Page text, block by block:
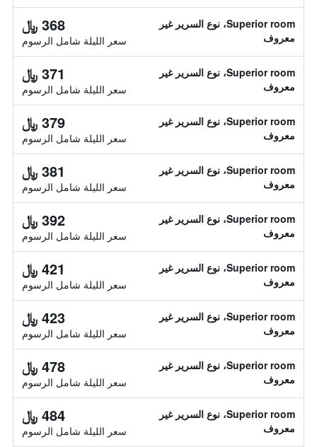
Superior room، نوع السرير غير
معروف
368 ﷼
سعر الليلة شامل الرسوم
Superior room، نوع السرير غير
معروف
371 ﷼
سعر الليلة شامل الرسوم
Superior room، نوع السرير غير
معروف
379 ﷼
سعر الليلة شامل الرسوم
Superior room، نوع السرير غير
معروف
381 ﷼
سعر الليلة شامل الرسوم
Superior room، نوع السرير غير
معروف
392 ﷼
سعر الليلة شامل الرسوم
Superior room، نوع السرير غير
معروف
421 ﷼
سعر الليلة شامل الرسوم
Superior room، نوع السرير غير
معروف
423 ﷼
سعر الليلة شامل الرسوم
Superior room، نوع السرير غير
معروف
478 ﷼
سعر الليلة شامل الرسوم
Superior room، نوع السرير غير
معروف
484 ﷼
سعر الليلة شامل الرسوم